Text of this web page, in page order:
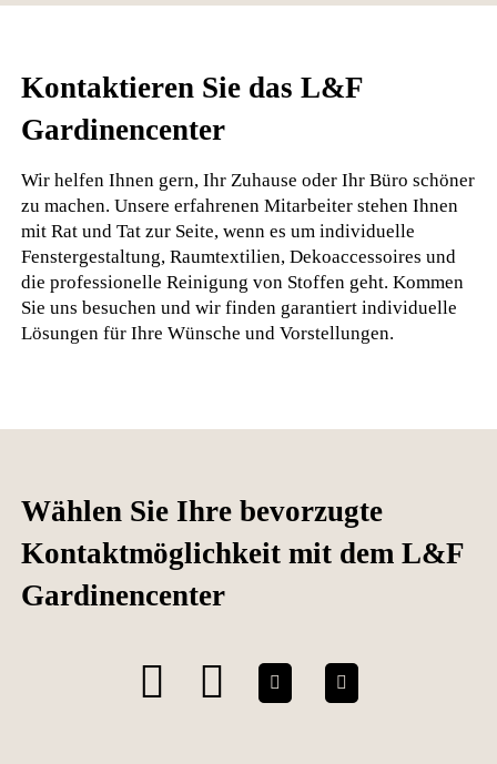
Kontaktieren Sie das L&F
Gardinencenter
Wir helfen Ihnen gern, Ihr Zuhause oder Ihr Büro schöner
zu machen. Unsere erfahrenen Mitarbeiter stehen Ihnen
mit Rat und Tat zur Seite, wenn es um individuelle
Fenstergestaltung, Raumtextilien, Dekoaccessoires und
die professionelle Reinigung von Stoffen geht. Kommen
Sie uns besuchen und wir finden garantiert individuelle
Lösungen für Ihre Wünsche und Vorstellungen.
Wählen Sie Ihre bevorzugte
Kontaktmöglichkeit mit dem L&F
Gardinencenter